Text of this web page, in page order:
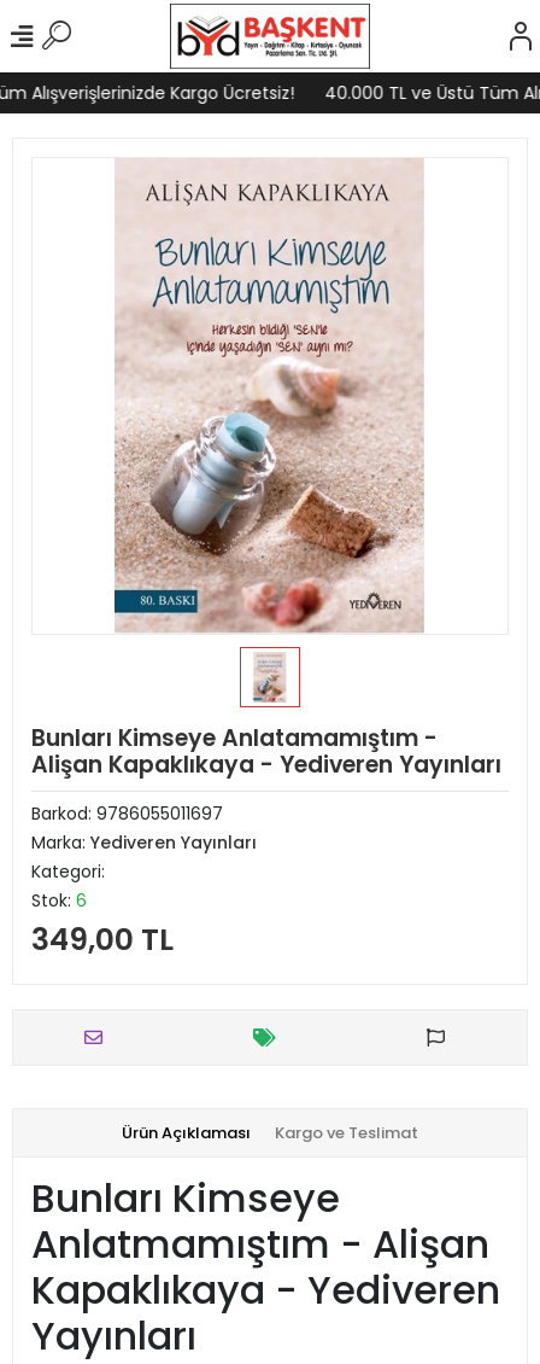
Alışverişlerinizde Kargo Ücretsiz! 40.000 TL ve Üstü Tüm
Bunları Kimseye Anlatamamıştım -
Alişan Kapaklıkaya - Yediveren Yayınları
Barkod: 9786055011697
Marka: Yediveren Yayınları
Kategori:
Stok: 6
349,00 TL
Ürün Açıklaması Kargo ve Teslimat
Bunları Kimseye
Anlatmamıştım - Alişan
Kapaklıkaya - Yediveren
Yayınları